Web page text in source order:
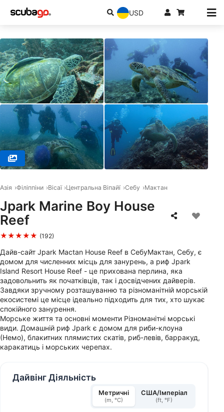
USD
Азія Філіппіни Вісаї Центральна Віпайї Себу Мактан
Jpark Marine Boy House
Reef
★★★★★ (192)
Дайв-сайт Jpark Mactan House Reef в СебуМактан, Себу, є
домом для численних місць для занурень, а риф Jpark
Island Resort House Reef - це прихована перлина, яка
задовольнить як початківців, так і досвідчених дайверів.
Завдяки зручному розташуванню та різноманітній морській
екосистемі це місце ідеально підходить для тих, хто шукає
спокійного занурення.
Морське життя та основні моменти Різноманітні морські
види. Домашній риф Jpark є домом для риби-клоуна
(Немо), блакитних плямистих скатів, риб-левів, барракуд,
каракатиць і морських черепах.
Дайвінг Діяльність
Метричні
(m, °C)
США/Імперіал
(ft, °F)